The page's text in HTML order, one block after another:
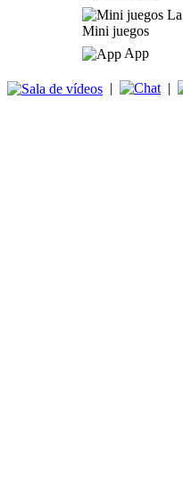
Mini juegos
App
| |